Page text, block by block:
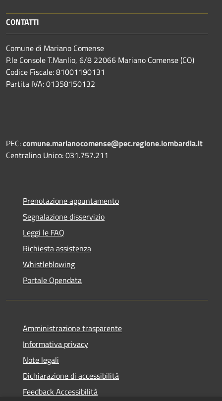
CONTATTI
Comune di Mariano Comense
P.le Console T.Manlio, 6/8 22066 Mariano Comense (CO)
Codice Fiscale: 81001190131
Partita IVA: 01358150132
PEC:comune.marianocomense@pec.regione.lombardia.it
Centralino Unico: 031.757.211
Prenotazione appuntamento
Segnalazione disservizio
Leggi le FAQ
Richiesta assistenza
Whistleblowing
Portale Opendata
Amministrazione trasparente
Informativa privacy
Note legali
Dichiarazione di accessibilità
Feedback Accessibilità